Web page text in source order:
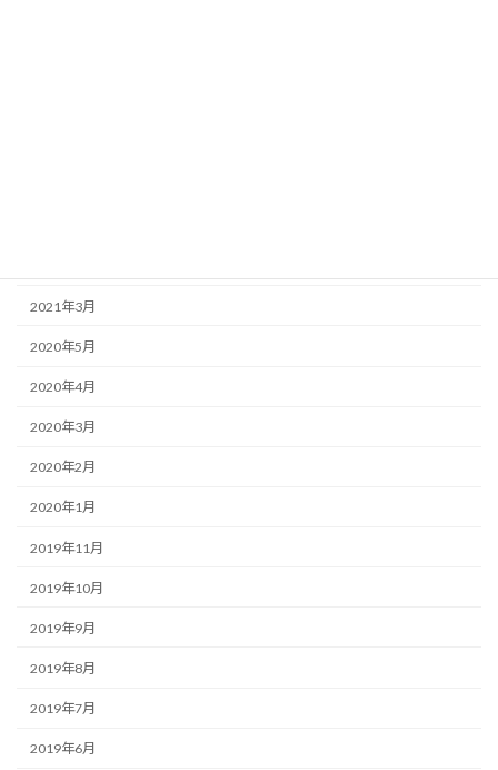
2021年3月
2020年5月
2020年4月
2020年3月
2020年2月
2020年1月
2019年11月
2019年10月
2019年9月
2019年8月
2019年7月
2019年6月